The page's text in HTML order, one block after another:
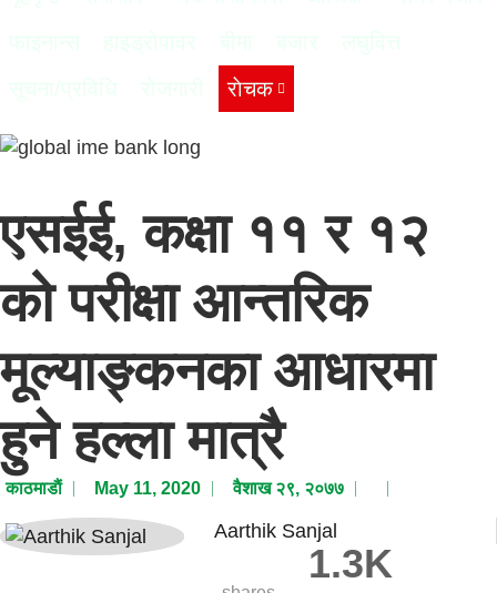
राेचक
एसईई, कक्षा ११ र १२
को परीक्षा आन्तरिक
मूल्याङ्कनका आधारमा
हुने हल्ला मात्रै
काठमाडाैं May 11, 2020 वैशाख २९, २०७७
Aarthik Sanjal
1.3K